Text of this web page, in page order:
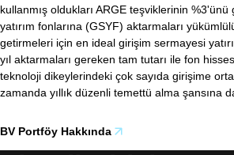
kullanmış oldukları ARGE teşviklerinin
yatırım fonlarına (GSYF) aktarmaları
getirmeleri için en ideal girişim sermayesi
yıl aktarmaları gereken tam tutarı ile fon
teknoloji dikeylerindeki çok sayıda girişime
zamanda yıllık düzenli temettü alma şansına
BV Portföy Hakkında